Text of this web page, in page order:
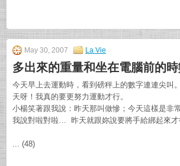
May 30, 2007 La Vie
多出來的重量和坐在電腦前的
今天早上去運動時，看到磅秤上的數字連連尖叫。
天呀！我真的要更努力運動才行。
小楊笑著跟我說：昨天那叫做慘；今天這樣是非常
我說對啦對啦… 昨天就跟妳說要將手給綁起來才
... (48)